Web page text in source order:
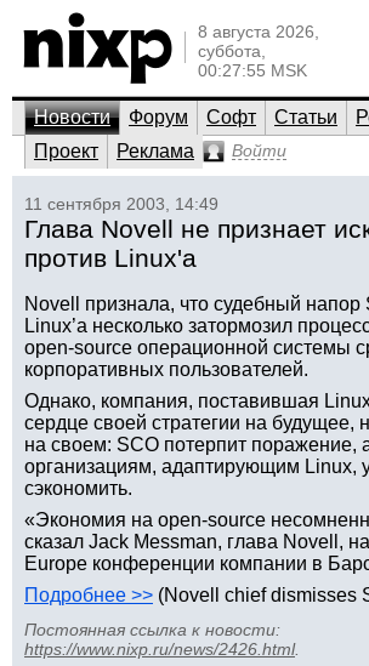
8 августа 2026,
суббота,
00:27:55 MSK
Новости Форум Софт Статьи
Проект
Реклама Войти
11 сентября 2003, 14:49
Глава Novell не признает
против Linux'а
Novell признала, что судебный напор
Linux’а несколько затормозил
open-source операционной системы
корпоративных пользователей.
Однако, компания, поставившая
сердце своей стратегии на будущее,
на своем: SCO потерпит поражение,
организациям, адаптирующим Linux,
сэкономить.
«Экономия на open-source
сказал Jack Messman, глава Novell,
Europe конференции компании в
Подробнее >> (Novell chief dismisses
Постоянная ссылка к новости:
https://www.nixp.ru/news/2426.html.